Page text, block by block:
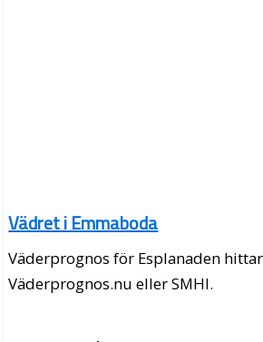
Vädret i Emmaboda
Väderprognos för Esplanaden
Väderprognos.nu eller SMHI.